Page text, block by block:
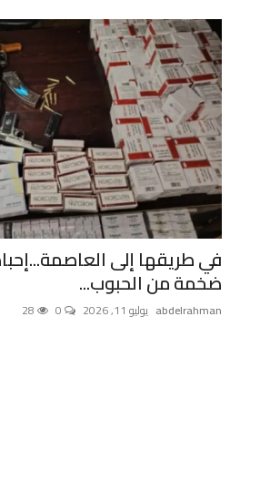
في طريقها إلى
ضخمة من الحبوب...
abdelrahman يوليو 11, 2026